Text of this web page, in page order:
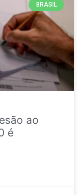
BRASIL
ao
é